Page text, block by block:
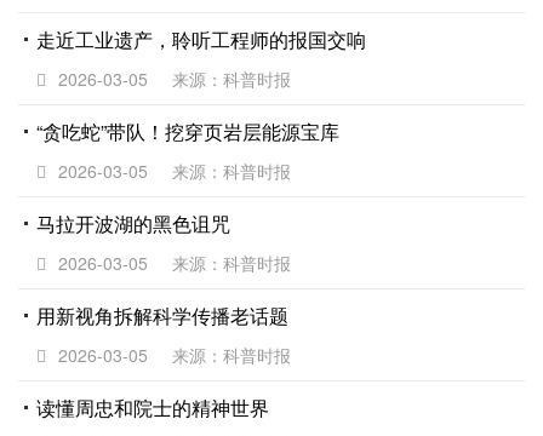
走近工业遗产，聆听工程师的报国交响
2026-03-05 来源：科普时报
“贪吃蛇”带队！挖穿页岩层能源宝库
2026-03-05 来源：科普时报
马拉开波湖的黑色诅咒
2026-03-05 来源：科普时报
用新视角拆解科学传播老话题
2026-03-05 来源：科普时报
读懂周忠和院士的精神世界